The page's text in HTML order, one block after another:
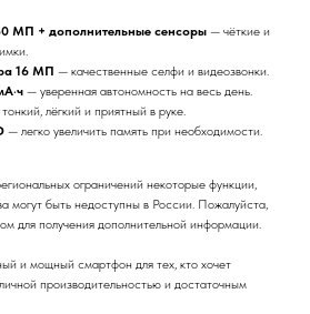
МП + дополнительные сенсоры — чёткие и
16 МП — качественные селфи и видеозвонки.
— уверенная автономность на весь день.
лёгкий и приятный в руке.
— легко увеличить память при необходимости.
ограничений некоторые функции,
могут быть недоступны в России. Пожалуйста,
для получения дополнительной информации.
и мощный смартфон для тех, кто хочет
производительностью и достаточным